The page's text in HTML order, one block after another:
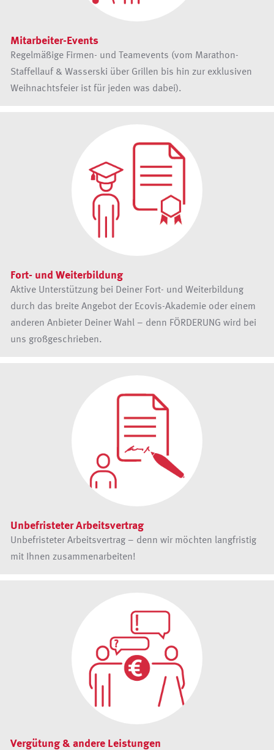
Mitarbeiter-Events
Regelmäßige Firmen- und Teamevents (vom Marathon-
Staffellauf & Wasserski über Grillen bis hin zur exklusiven
Weihnachtsfeier ist für jeden was dabei).
Fort- und Weiterbildung
Aktive Unterstützung bei Deiner Fort- und Weiterbildung
durch das breite Angebot der Ecovis-Akademie oder einem
anderen Anbieter Deiner Wahl – denn FÖRDERUNG wird bei
uns großgeschrieben.
Unbefristeter Arbeitsvertrag
Unbefristeter Arbeitsvertrag – denn wir möchten langfristig
mit Ihnen zusammenarbeiten!
Vergütung & andere Leistungen